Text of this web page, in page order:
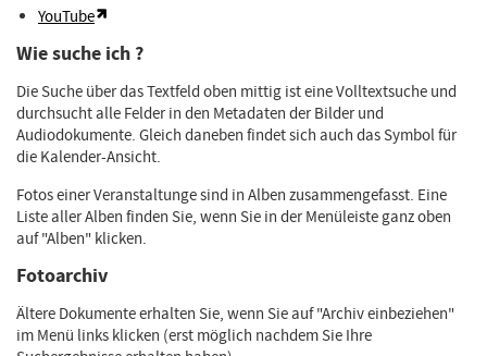
YouTube
Wie suche ich ?
Die Suche über das Textfeld oben mittig ist eine Volltextsuche und
durchsucht alle Felder in den Metadaten der Bilder und
Audiodokumente. Gleich daneben findet sich auch das Symbol für
die Kalender-Ansicht.
Fotos einer Veranstaltunge sind in Alben zusammengefasst. Eine
Liste aller Alben finden Sie, wenn Sie in der Menüleiste ganz oben
auf "Alben" klicken.
Fotoarchiv
Ältere Dokumente erhalten Sie, wenn Sie auf "Archiv einbeziehen"
im Menü links klicken (erst möglich nachdem Sie Ihre